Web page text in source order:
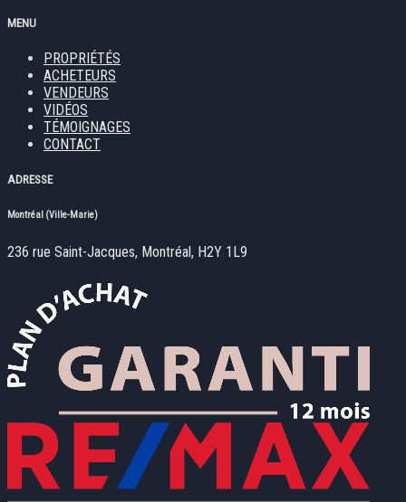
MENU
PROPRIÉTÉS
ACHETEURS
VENDEURS
VIDÉOS
TÉMOIGNAGES
CONTACT
ADRESSE
Montréal (Ville-Marie)
236 rue Saint-Jacques, Montréal, H2Y 1L9